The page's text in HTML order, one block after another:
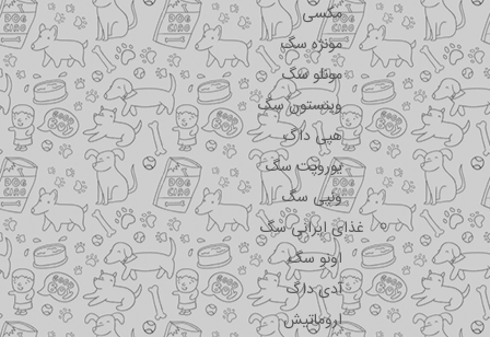
مکسی
مونژه سگ
مونلو سگ
وینستون سگ
هپی داگ
یوروپت سگ
ونپی سگ
غذای ایرانی سگ
اونو سگ
آدی داگ
اروماتیش